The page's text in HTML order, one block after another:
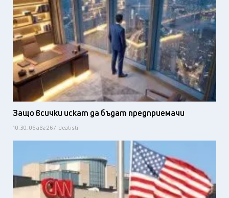
Защо всички искат да бъдат предприемачи
10:30, 06 авг 26 / Idealisti